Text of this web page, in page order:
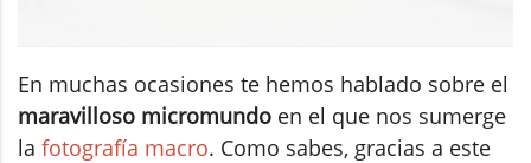
En muchas ocasiones te hemos hablado sobre el
maravilloso micromundo en el que nos sumerge
la fotografía macro. Como sabes, gracias a este